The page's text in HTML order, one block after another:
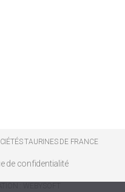
TAURINES DE FRANCE
de confidentialité